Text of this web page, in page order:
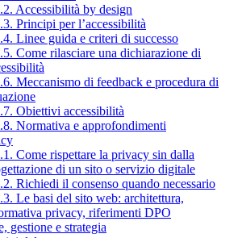
Accessibilità by design
Principi per l’accessibilità
Linee guida e criteri di successo
Come rilasciare una dichiarazione di
Meccanismo di feedback e procedura di
Obiettivi accessibilità
Normativa e approfondimenti
Come rispettare la privacy sin dalla
di un sito o servizio digitale
Richiedi il consenso quando necessario
Le basi del sito web: architettura,
privacy, riferimenti DPO
gestione e strategia